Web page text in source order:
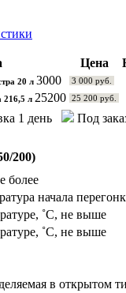
Цена
20 л 3000 3 000 руб.
216,5 л 25200 25 200 руб.
1 день
Под
200)
более
начала
˚С, не выше
˚С, не выше
в открытом